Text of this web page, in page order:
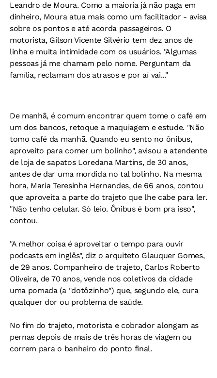
Leandro de Moura. Como a maioria já não paga em
dinheiro, Moura atua mais como um facilitador - avisa
sobre os pontos e até acorda passageiros. O
motorista, Gilson Vicente Silvério tem dez anos de
linha e muita intimidade com os usuários. "Algumas
pessoas já me chamam pelo nome. Perguntam da
família, reclamam dos atrasos e por aí vai..."
De manhã, é comum encontrar quem tome o café em
um dos bancos, retoque a maquiagem e estude. "Não
tomo café da manhã. Quando eu sento no ônibus,
aproveito para comer um bolinho", avisou a atendente
de loja de sapatos Loredana Martins, de 30 anos,
antes de dar uma mordida no tal bolinho. Na mesma
hora, Maria Teresinha Hernandes, de 66 anos, contou
que aproveita a parte do trajeto que lhe cabe para ler.
"Não tenho celular. Só leio. Ônibus é bom pra isso",
contou.
"A melhor coisa é aproveitar o tempo para ouvir
podcasts em inglês", diz o arquiteto Glauquer Gomes,
de 29 anos. Companheiro de trajeto, Carlos Roberto
Oliveira, de 70 anos, vende nos coletivos da cidade
uma pomada (a "dotôzinho") que, segundo ele, cura
qualquer dor ou problema de saúde.
No fim do trajeto, motorista e cobrador alongam as
pernas depois de mais de três horas de viagem ou
correm para o banheiro do ponto final.